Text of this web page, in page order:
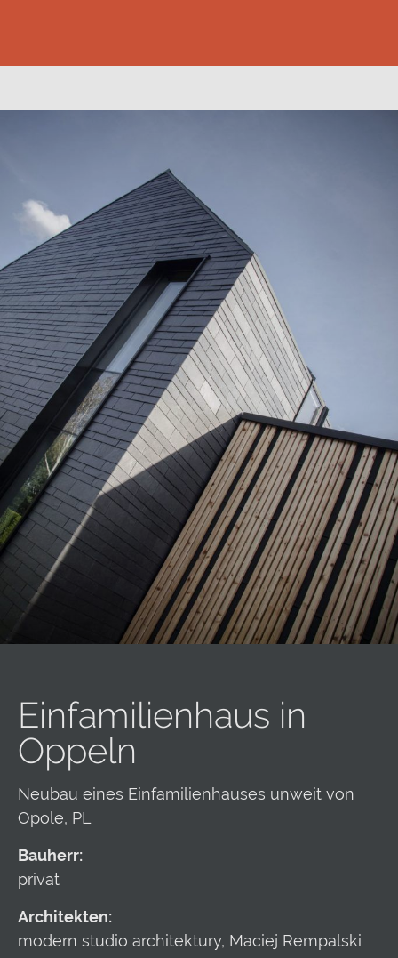
Einfamilienhaus in
Oppeln
Neubau eines Einfamilienhauses unweit von
Opole, PL
Bauherr:
privat
Architekten:
modern studio architektury, Maciej Rempalski